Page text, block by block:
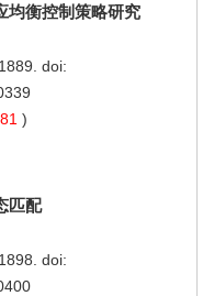
均衡控制策略研究
doi:
)
匹配
doi: